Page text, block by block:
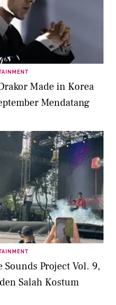
Made in Korea
Mendatang
Project Vol. 9,
Salah Kostum